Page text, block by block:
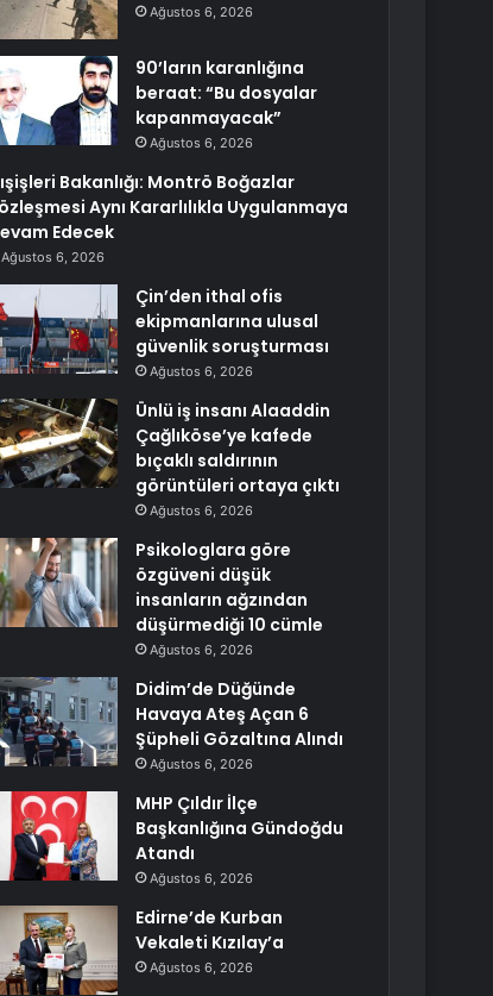
Ağustos 6, 2026
90’ların karanlığına
beraat: “Bu dosyalar
kapanmayacak”
Ağustos 6, 2026
Bakanlığı: Montrö Boğazlar
Aynı Kararlılıkla Uygulanmaya
Edecek
Ağustos 6, 2026
Çin’den ithal ofis
ekipmanlarına ulusal
güvenlik soruşturması
Ağustos 6, 2026
Ünlü iş insanı Alaaddin
Çağlıköse’ye kafede
bıçaklı saldırının
görüntüleri ortaya çıktı
Ağustos 6, 2026
Psikologlara göre
özgüveni düşük
insanların ağzından
düşürmediği 10 cümle
Ağustos 6, 2026
Didim’de Düğünde
Havaya Ateş Açan 6
Şüpheli Gözaltına Alındı
Ağustos 6, 2026
MHP Çıldır İlçe
Başkanlığına Gündoğdu
Atandı
Ağustos 6, 2026
Edirne’de Kurban
Vekaleti Kızılay’a
Ağustos 6, 2026